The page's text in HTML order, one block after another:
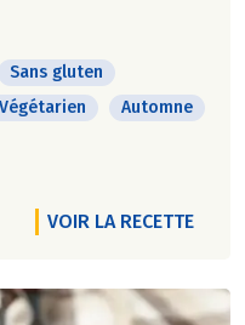
Sans gluten
Végétarien
Automne
VOIR LA RECETTE